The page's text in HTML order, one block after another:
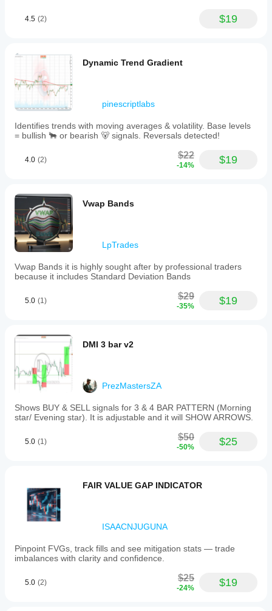
4.5 (2) $19
Dynamic Trend Gradient
pinescriptlabs
Identifies trends with moving averages & volatility. Base levels
= bullish 🐂 or bearish 🐻 signals. Reversals detected!
4.0 (2) $22
-14% $19
Vwap Bands
LpTrades
Vwap Bands it is highly sought after by professional traders
because it includes Standard Deviation Bands
5.0 (1) $29
-35% $19
DMI 3 bar v2
PrezMastersZA
Shows BUY & SELL signals for 3 & 4 BAR PATTERN (Morning
star/ Evening star). It is adjustable and it will SHOW ARROWS.
5.0 (1) $50
-50% $25
FAIR VALUE GAP INDICATOR
ISAACNJUGUNA
Pinpoint FVGs, track fills and see mitigation stats — trade
imbalances with clarity and confidence.
5.0 (2) $25
-24% $19